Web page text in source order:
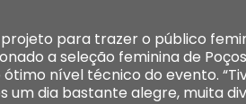
projeto para trazer o público
a seleção feminina de
nível técnico do evento.
um dia bastante alegre, muita